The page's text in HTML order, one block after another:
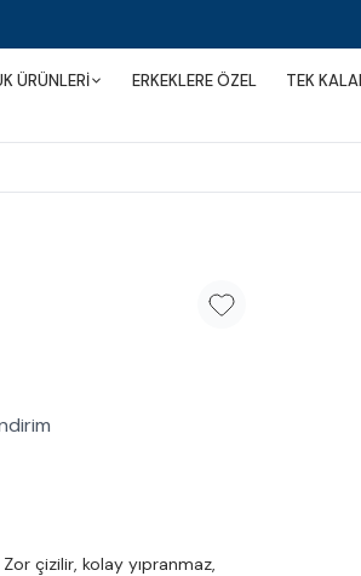
ÜRÜNLERİ ERKEKLERE ÖZEL TEK
Favoriye Ekle
çizilir, kolay yıpranmaz,